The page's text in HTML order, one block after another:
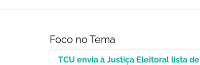
Foco no Tema
TCU envia à Justiça Eleitoral lista de